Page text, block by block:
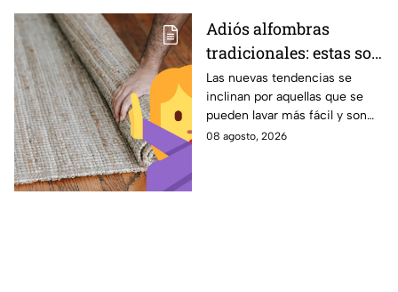
Adiós alfombras
tradicionales: estas son
las alternativas
modernas para colocar
en tu piso
Las nuevas tendencias se
inclinan por aquellas que se
pueden lavar más fácil y son
menos pesadas.
08 agosto, 2026